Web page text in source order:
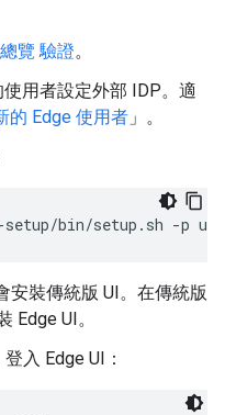
覽 驗證。
用者設定外部 IDP。適
的 Edge 使用者 」。
setup/bin/setup.sh -p
安裝傳統版 UI。在傳統版
Edge UI。
入 Edge UI：